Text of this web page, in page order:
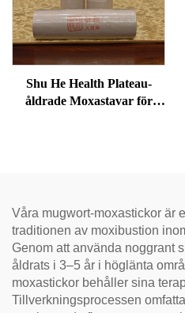
Shu He Health Plateau-
åldrade Moxastavar för
Våra mugwort-moxastickor är
traditionen av moxibustion
Genom att använda noggrant
åldrats i 3–5 år i höglänta
moxastickor behåller sina
Tillverkningsprocessen